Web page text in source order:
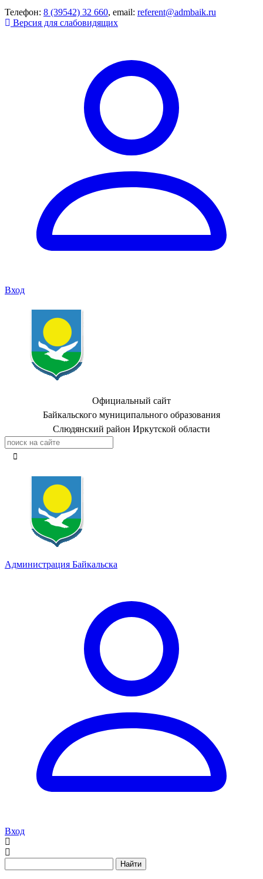
Телефон: 8 (39542) 32 660, email: referent@admbaik.ru
Версия для слабовидящих
Вход
Официальный сайт
Байкальского муниципального образования
Слюдянский район Иркутской области
Администрация Байкальска
Вход
Найти